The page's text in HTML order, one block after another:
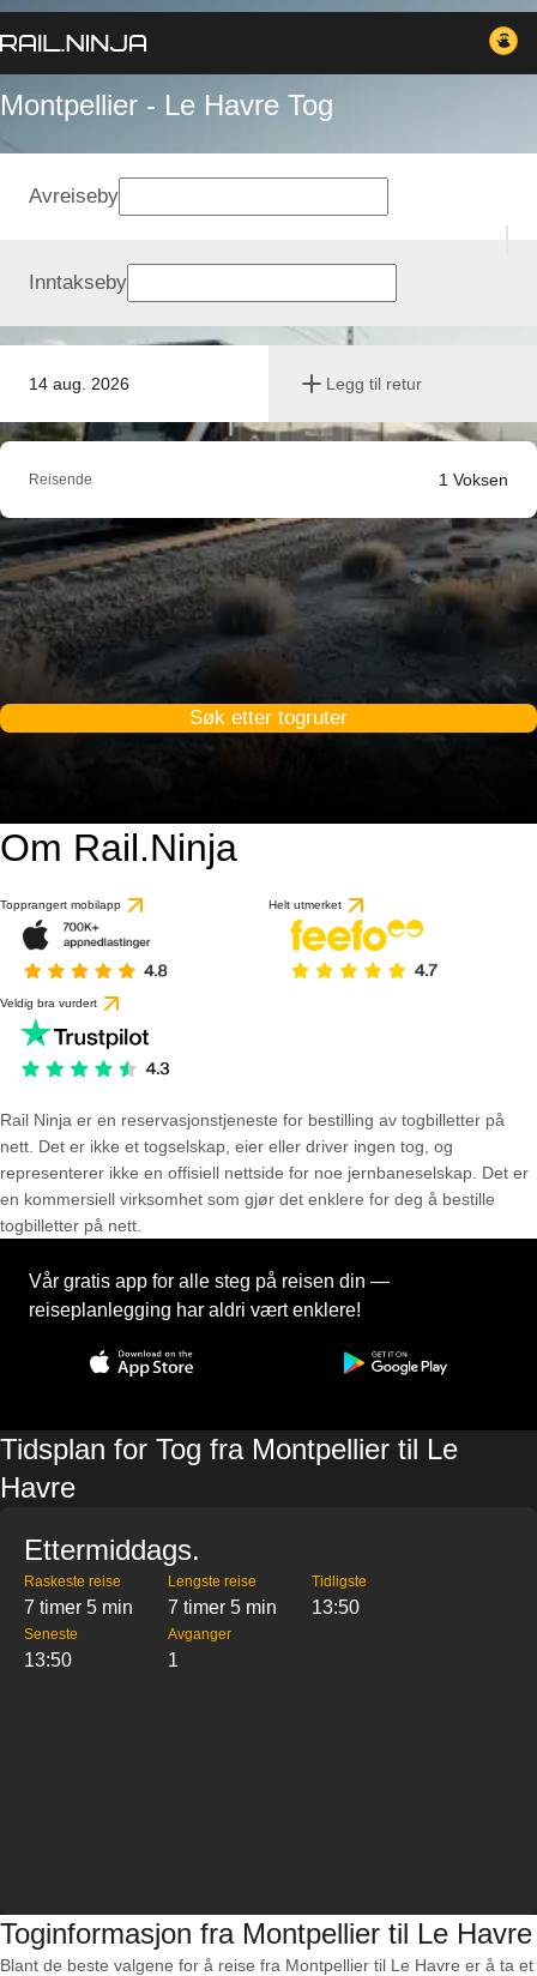
Montpellier - Le Havre Tog
14 aug. 2026 Legg til retur
Avreiseby
Inntakseby
Reisende 1 Voksen
Søk etter togruter
Om Rail.Ninja
Topprangert mobilapp Helt utmerket
Veldig bra vurdert
Rail Ninja er en reservasjons­tjeneste for bestilling av togbilletter på
nett. Det er ikke et togselskap, eier eller driver ingen tog, og
representerer ikke en offisiell nettside for noe jernbaneselskap. Det er
en kommersiell virksomhet som gjør det enklere for deg å bestille
togbilletter på nett.
Vår gratis app for alle steg på reisen din —
reiseplanlegging har aldri vært enklere!
Tidsplan for Tog fra Montpellier til Le
Havre
Ettermiddags.
Raskeste reise
7 timer 5 min
Lengste reise
7 timer 5 min
Tidligste
13:50
Seneste
13:50
Avganger
1
Toginformasjon fra Montpellier til Le Havre
Blant de beste valgene for å reise fra Montpellier til Le Havre er å ta et